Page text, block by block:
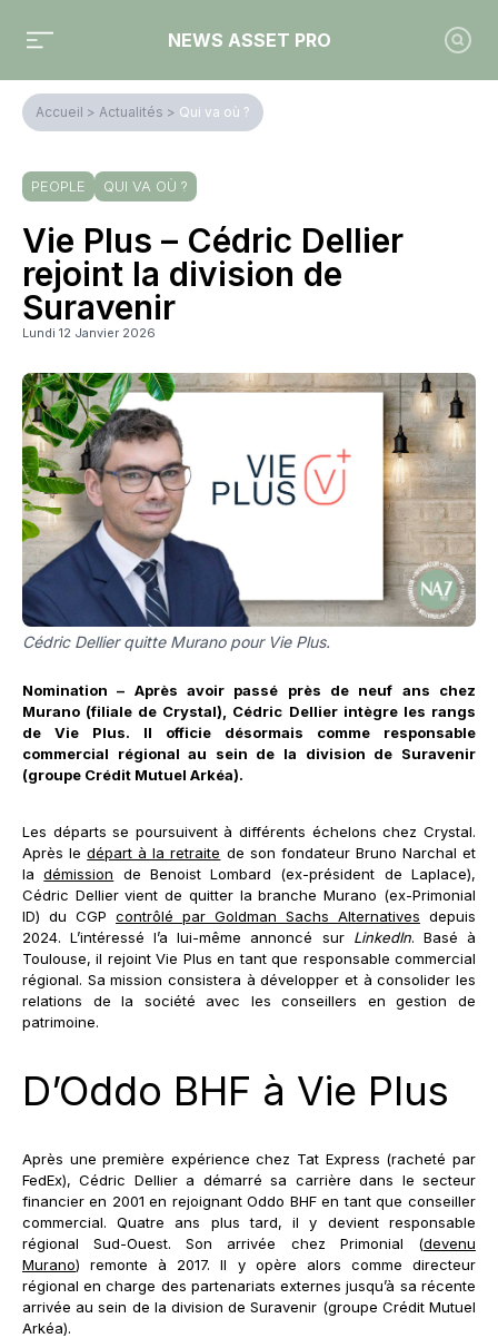
NEWS ASSET PRO
Accueil > Actualités > Qui va où ?
PEOPLE QUI VA OÙ ?
Vie Plus – Cédric Dellier
rejoint la division de
Suravenir
Lundi 12 Janvier 2026
Cédric Dellier quitte Murano pour Vie Plus.
Nomination – Après avoir passé près de neuf ans chez
Murano (filiale de Crystal), Cédric Dellier intègre les rangs
de Vie Plus. Il officie désormais comme responsable
commercial régional au sein de la division de Suravenir
(groupe Crédit Mutuel Arkéa).
Les départs se poursuivent à différents échelons chez Crystal.
Après ledépart à la retraite de son fondateur Bruno Narchal et
ladémission de Benoist Lombard (ex-président de Laplace),
Cédric Dellier vient de quitter la branche Murano (ex-Primonial
ID) du CGP contrôlé par Goldman Sachs Alternatives depuis
2024. L’intéressé l’a lui-même annoncé sur LinkedIn. Basé à
Toulouse, il rejoint Vie Plus en tant que responsable commercial
régional. Sa mission consistera à développer et à consolider les
relations de la société avec les conseillers en gestion de
patrimoine.
D’Oddo BHF à Vie Plus
Après une première expérience chez Tat Express (racheté par
FedEx), Cédric Dellier a démarré sa carrière dans le secteur
financier en 2001 en rejoignant Oddo BHF en tant que conseiller
commercial. Quatre ans plus tard, il y devient responsable
régional Sud-Ouest. Son arrivée chez Primonial (devenu
Murano) remonte à 2017. Il y opère alors comme directeur
régional en charge des partenariats externes jusqu’à sa récente
arrivée au sein de la division de Suravenir (groupe Crédit Mutuel
Arkéa).